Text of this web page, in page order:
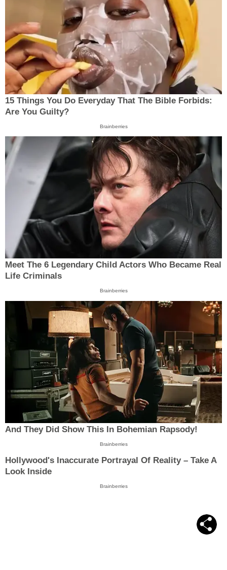
15 Things You Do Everyday That The Bible Forbids:
Are You Guilty?
Brainberries
Meet The 6 Legendary Child Actors Who Became Real
Life Criminals
Brainberries
And They Did Show This In Bohemian Rapsody!
Brainberries
Hollywood's Inaccurate Portrayal Of Reality – Take A
Look Inside
Brainberries